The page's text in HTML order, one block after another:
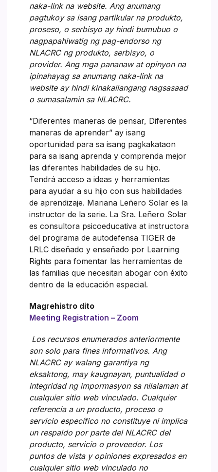
naka-link na website. Ang anumang
pagtukoy sa isang partikular na produkto,
proseso, o serbisyo ay hindi bumubuo o
nagpapahiwatig ng pag-endorso ng
NLACRC ng produkto, serbisyo, o
provider. Ang mga pananaw at opinyon na
ipinahayag sa anumang naka-link na
website ay hindi kinakailangang nagsasaad
o sumasalamin sa NLACRC.
“Diferentes maneras de pensar, Diferentes
maneras de aprender” ay isang
oportunidad para sa isang pagkakataon
para sa isang aprenda y comprenda mejor
las diferentes habilidades de su hijo.
Tendrá acceso a ideas y herramientas
para ayudar a su hijo con sus habilidades
de aprendizaje. Mariana Leñero Solar es la
instructor de la serie. La Sra. Leñero Solar
es consultora psicoeducativa at instructora
del programa de autodefensa TIGER de
LRLC diseñado y enseñado por Learning
Rights para fomentar las herramientas de
las familias que necesitan abogar con éxito
dentro de la educación especial.
Magrehistro dito
Meeting Registration – Zoom
Los recursos enumerados anteriormente
son solo para fines informativos. Ang
NLACRC ay walang garantiya ng
eksaktong, may kaugnayan, puntualidad o
integridad ng impormasyon sa nilalaman at
cualquier sitio web vinculado. Cualquier
referencia a un producto, proceso o
servicio específico no constituye ni implica
un respaldo por parte del NLACRC del
producto, servicio o proveedor. Los
puntos de vista y opiniones expresados en
cualquier sitio web vinculado no